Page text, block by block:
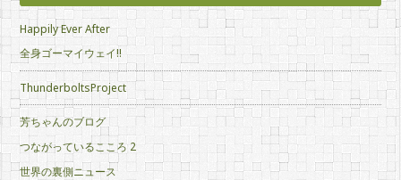
Happily Ever After
全身ゴーマイウェイ!!
ThunderboltsProject
芳ちゃんのブログ
つながっているこころ 2
世界の裏側ニュース